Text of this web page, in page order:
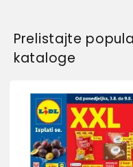
Prelistajte
kataloge